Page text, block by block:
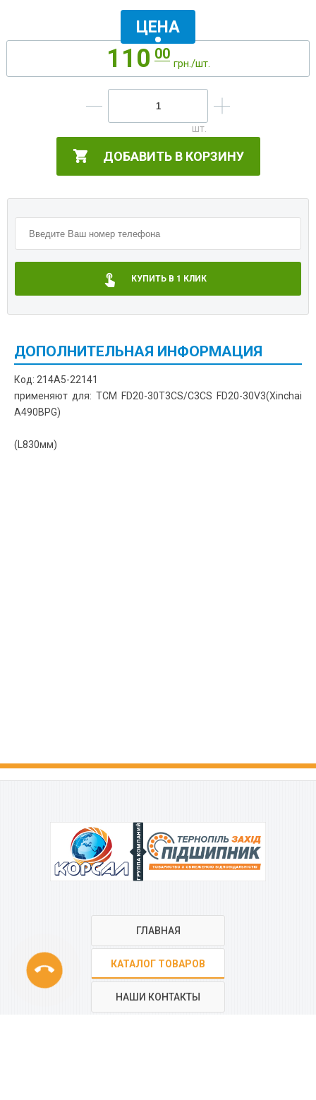
phone
110 00
грн./шт.
ЦЕНА
ДОБАВИТЬ В КОРЗИНУ
КУПИТЬ В 1 КЛИК
ДОПОЛНИТЕЛЬНАЯ ИНФОРМАЦИЯ
Код: 214A5-22141
применяют для: TCM FD20-30T3CS/C3CS FD20-30V3(Xinchai
A490BPG)
(L830мм)
ГРУППА КОМПАНИЙ
ГЛАВНАЯ
КАТАЛОГ ТОВАРОВ
НАШИ КОНТАКТЫ